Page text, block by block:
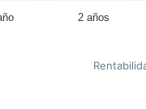
2 años